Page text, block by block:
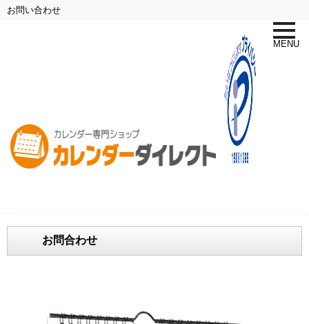
お問い合わせ
toggle
MENU
お問合わせ